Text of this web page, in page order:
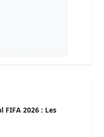
FIFA 2026 : Les